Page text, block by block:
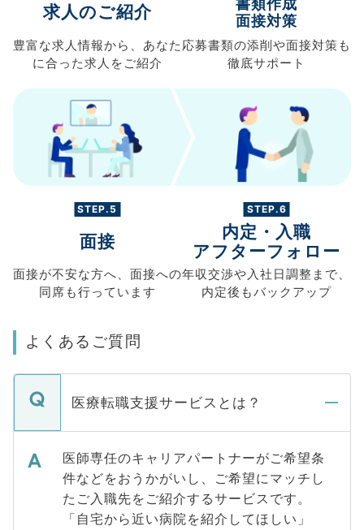
求人のご紹介
豊富な求人情報から、 あなた
に合った求人を ご紹介
書類作成
面接対策
応募書類の添削や面接対策も
徹底サポート
STEP.5
面接
面接が不安な方へ、 面接への
同席も行っています
STEP.6
内定・入職
アフターフォロー
年収交渉や入社日調整まで、
内定後もバックアップ
よくあるご質問
医療転職支援サービスとは？
医師専任のキャリアパートナーがご希望条
件などをおうかがいし、ご希望にマッチし
たご入職先をご紹介するサービスです。
「自宅から近い病院を紹介してほしい」